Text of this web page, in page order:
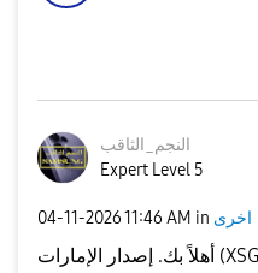
النجم_الثاقب
Expert Level 5
‎04-11-202611:46 AM in اخرى
أهلاً بك. إصدار الإمارات (XSG) مش بيدعم تسجيل المكالمات